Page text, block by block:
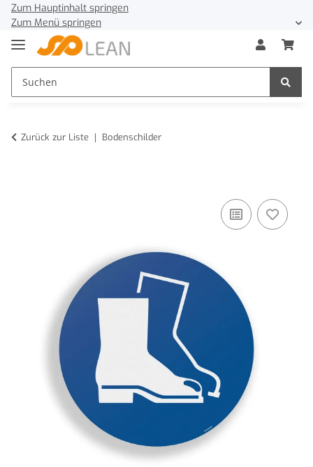
Zum Hauptinhalt springen
Zum Menü springen
Zurück zur Liste Bodenschilder